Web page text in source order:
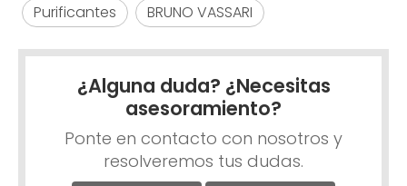
Purificantes
BRUNO VASSARI
¿Alguna duda? ¿Necesitas
asesoramiento?
Ponte en contacto con nosotros y
resolveremos tus dudas.